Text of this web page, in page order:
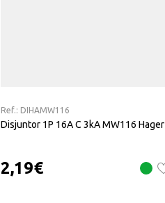
Ref.: DIHAMW116
Disjuntor 1P 16A C 3kA MW116 Hager
2,19€